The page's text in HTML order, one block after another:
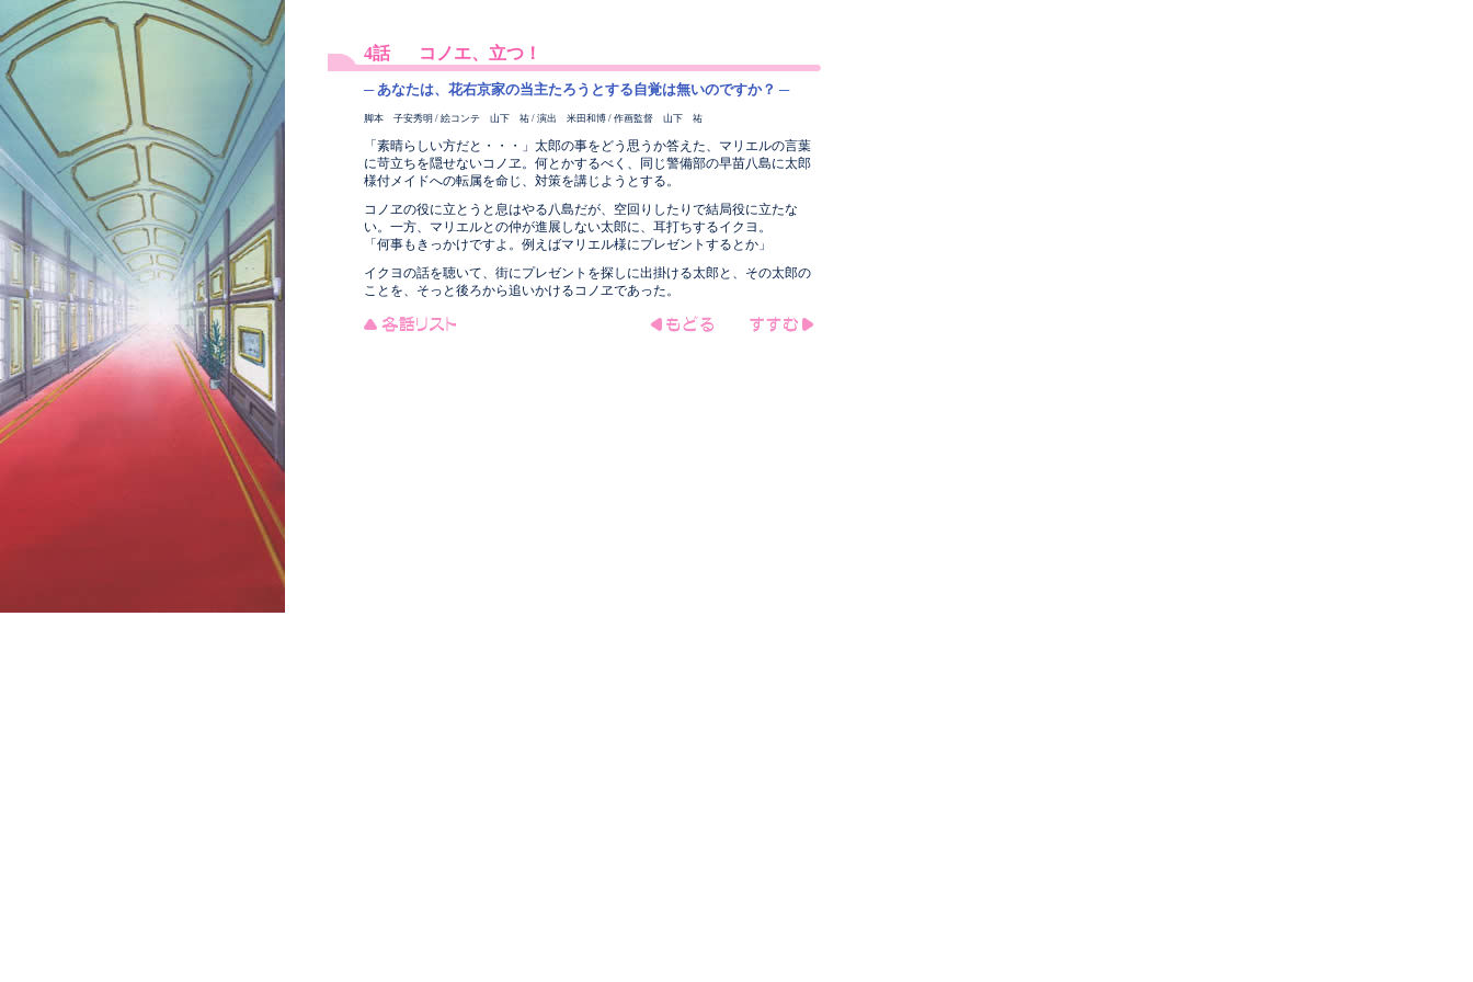
4話 コノエ、立つ！
─ あなたは、花右京家の当主たろうとする自覚は無いのですか？ ─
脚本 子安秀明 / 絵コンテ 山下 祐 / 演出 米田和博 / 作画監督 山下 祐
「素晴らしい方だと・・・」太郎の事をどう思うか答えた、マリエルの言葉
に苛立ちを隠せないコノヱ。何とかするべく、同じ警備部の早苗八島に太郎
様付メイドへの転属を命じ、対策を講じようとする。
コノヱの役に立とうと息はやる八島だが、空回りしたりで結局役に立たな
い。一方、マリエルとの仲が進展しない太郎に、耳打ちするイクヨ。
「何事もきっかけですよ。例えばマリエル様にプレゼントするとか」
イクヨの話を聴いて、街にプレゼントを探しに出掛ける太郎と、その太郎の
ことを、そっと後ろから追いかけるコノヱであった。